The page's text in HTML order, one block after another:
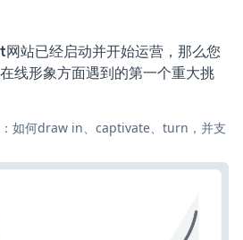
站已经启动并开始运营，那么您
线形象方面遇到的第一个重大挑
如何draw in、captivate、turn，并支